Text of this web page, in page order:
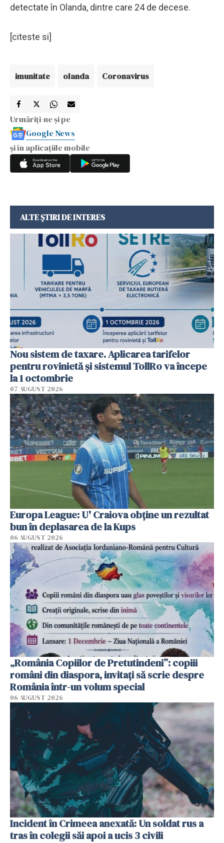
detectate în Olanda, dintre care 24 de decese.
[citeste si]
imunitate olanda Coronavirus
Urmăriți-ne și pe
Google News
și în aplicațiile mobile
ALTE ȘTIRI DE INTERES
Nou sistem de taxare. Aplicarea tarifelor
pentru rovinietă şi sistemul TollRo va începe
la 1 octombrie
07 AUGUST 2026
Europa League: U' Craiova obține un rezultat
bun în deplasarea de la Kups
06 AUGUST 2026
„România Copiilor de Pretutindeni”: copiii
români din diaspora, invitați să scrie despre
România într-un volum special
06 AUGUST 2026
Incident în Crimeea anexată: Un soldat rus a
tras în colegii săi apoi a ucis 3 civili